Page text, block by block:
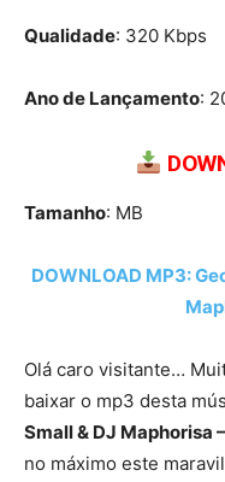
Qualidade: 320 Kbps
Ano de Lançamento:
Tamanho: MB
DOWNLOAD MP3:
Olá caro visitante…
baixar o mp3 desta
Small & DJ Maphorisa –
no máximo este